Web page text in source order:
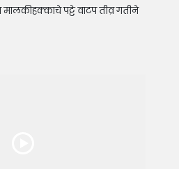
मालकीहक्काचे पट्टे वाटप तीव्र गतीने